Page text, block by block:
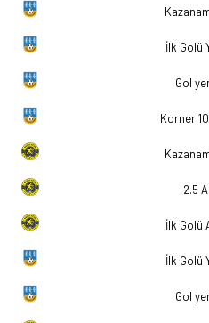
İlk Golü
Gol
Korner
2.5
İlk Golü
İlk Golü
Gol